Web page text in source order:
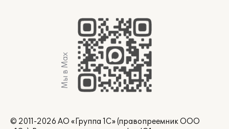
Мы в Max
© 2011-2026 АО «Группа 1С» (правопреемник ООО